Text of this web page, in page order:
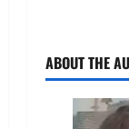
ABOUT THE